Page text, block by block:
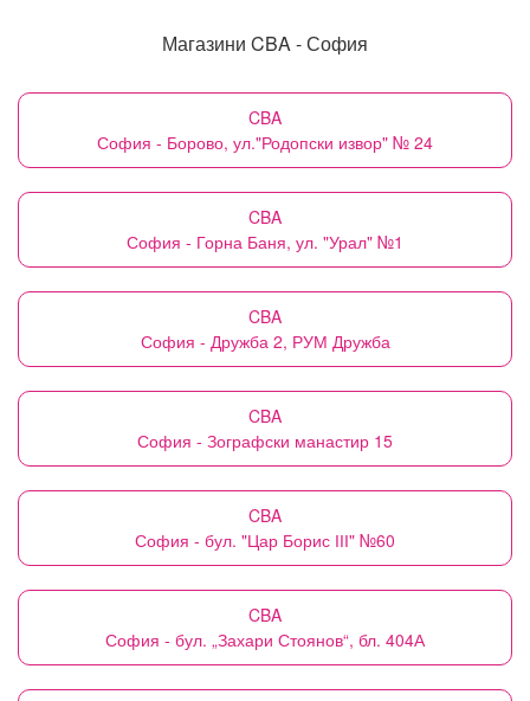
Магазини CBA - София
CBA
София - Борово, ул."Родопски извор" № 24
CBA
София - Горна Баня, ул. "Урал" №1
CBA
София - Дружба 2, РУМ Дружба
CBA
София - Зографски манастир 15
CBA
София - бул. "Цар Борис ІІІ" №60
CBA
София - бул. „Захари Стоянов“, бл. 404А